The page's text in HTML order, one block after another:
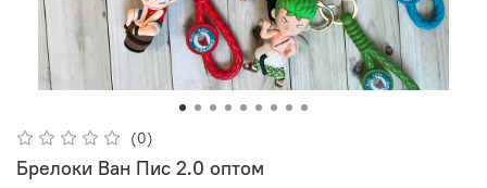
(0)
Брелоки Ван Пис 2.0 оптом